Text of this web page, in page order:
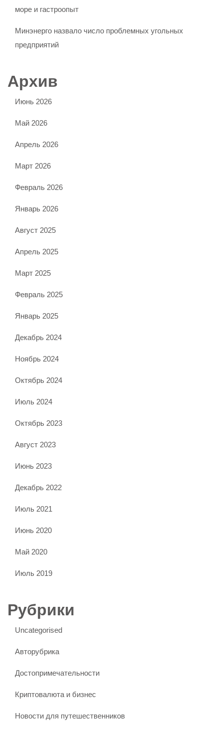
море и гастроопыт
Минэнерго назвало число проблемных угольных
предприятий
Архив
Июнь 2026
Май 2026
Апрель 2026
Март 2026
Февраль 2026
Январь 2026
Август 2025
Апрель 2025
Март 2025
Февраль 2025
Январь 2025
Декабрь 2024
Ноябрь 2024
Октябрь 2024
Июль 2024
Октябрь 2023
Август 2023
Июнь 2023
Декабрь 2022
Июль 2021
Июнь 2020
Май 2020
Июль 2019
Рубрики
Uncategorised
Авторубрика
Достопримечательности
Криптовалюта и бизнес
Новости для путешественников